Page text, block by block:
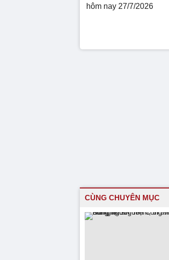
hôm nay 27/7/2026
CÙNG CHUYÊN MỤC